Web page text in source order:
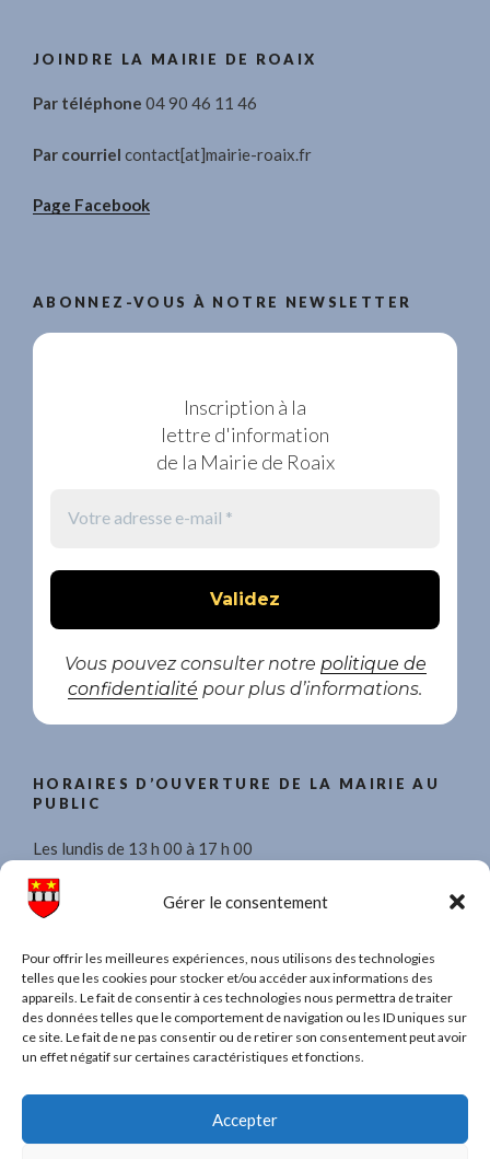
Gérer le consentement
Pour offrir les meilleures expériences, nous utilisons des technologies
telles que les cookies pour stocker et/ou accéder aux informations des
appareils. Le fait de consentir à ces technologies nous permettra de traiter
des données telles que le comportement de navigation ou les ID uniques sur
ce site. Le fait de ne pas consentir ou de retirer son consentement peut avoir
un effet négatif sur certaines caractéristiques et fonctions.
Accepter
JOINDRE LA MAIRIE DE ROAIX
Par téléphone 04 90 46 11 46
Par courriel contact[at]mairie-roaix.fr
Page Facebook
ABONNEZ-VOUS À NOTRE NEWSLETTER
Inscription à la
lettre d'information
de la Mairie de Roaix
Vous pouvez consulter notre politique de
confidentialité pour plus d’informations.
HORAIRES D’OUVERTURE DE LA MAIRIE AU
PUBLIC
Les lundis de 13 h 00 à 17 h 00
Les mercredis de 8 h 30 à 11 h 30 et de 13 h 00 à 17 h 00.
Les vendredis de 13 h 00 à 17 h 00
TAPEZ UN MOT POUR RECHERCHER DANS
TOUT LE SITE